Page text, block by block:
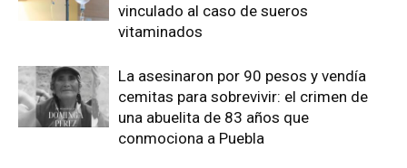
vinculado al caso de sueros
vitaminados
La asesinaron por 90 pesos y vendía
cemitas para sobrevivir: el crimen de
una abuelita de 83 años que
conmociona a Puebla